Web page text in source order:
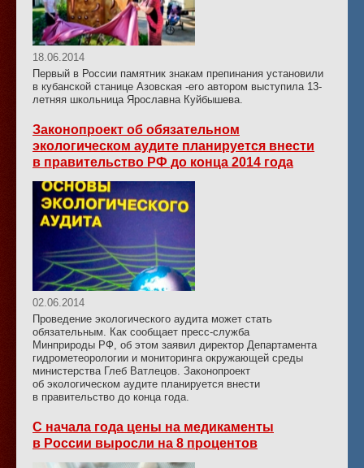
18.06.2014
Первый в России памятник знакам препинания установили
в кубанской станице Азовская -его автором выступила 13-
летняя школьница Ярославна Куйбышева.
Законопроект об обязательном
экологическом аудите планируется внести
в правительство РФ до конца 2014 года
02.06.2014
Проведение экологического аудита может стать
обязательным. Как сообщает пресс-служба
Минприроды РФ, об этом заявил директор Департамента
гидрометеорологии и мониторинга окружающей среды
министерства Глеб Ватлецов. Законопроект
об экологическом аудите планируется внести
в правительство до конца года.
С начала года цены на медикаменты
в России выросли на 8 процентов